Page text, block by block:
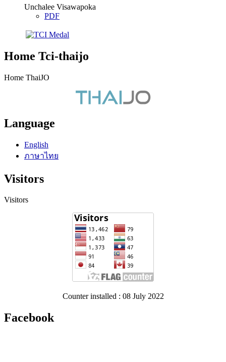
Unchalee Visawapoka
PDF
Home Tci-thaijo
Home ThaiJO
Language
English
ภาษาไทย
Visitors
Visitors
Counter installed : 08 July 2022
Facebook